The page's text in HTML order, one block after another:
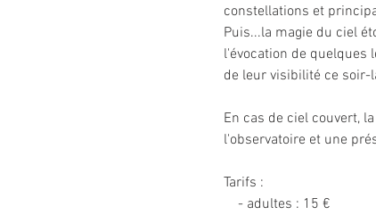
constellations et
Puis...la magie du ciel
l'évocation de quelques
de leur visibilité ce soir-
En cas de ciel couvert,
l'observatoire et une
Tarifs :
- adultes : 15 €